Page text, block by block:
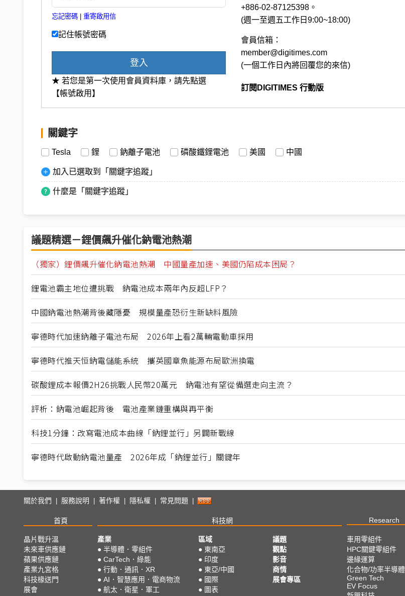
忘記密碼 重寄啟用信
記住帳號密碼
登入
★ 若您是第一次使用會員資料庫，請先點選
【帳號啟用】
+886-02-87125398。
(週一至週五工作日9:00~18:00)
會員信箱：
member@digitimes.com
(一個工作日內將回覆您的來信)
訂閱DIGITIMES 行動版
關鍵字
Tesla 鋰 鈉離子電池 磷酸鐵鋰電池 美國 中國
加入已選取到「關鍵字追蹤」
什麼是「關鍵字追蹤」
議題精選－鋰價飆升催化鈉電池熱潮
（獨家）鋰價飆升催化鈉電池熱潮 中國量產加速、美國仍陷成本困局？
鋰電池霸主地位遭挑戰 鈉電池成本兩年內反超LFP？
中國鈉電池熱潮背後藏隱憂 規模量產恐衍生新缺料風險
寧德時代加速鈉離子電池布局 2026年上看2萬輛電動車採用
寧德時代推天恒鈉電儲能系統 攜英國章魚能源布局歐洲換電
碳酸鋰成本報價2H26挑戰人民幣20萬元 鈉電池有望從備選走向主流？
評析：鈉電池崛起背後 電池產業鏈重構與再平衡
科技1分鐘：改寫電池成本曲線「鈉鋰並行」另闢新戰線
寧德時代啟動鈉電池量產 2026年成「鈉鋰並行」關鍵年
關於我們 服務說明 著作權 隱私權 常見問題
首頁 科技網 Research
晶片戰升溫
未來車供應鏈
蘋果供應鏈
產業九宮格
科技椽送門
展會
產業
● 半導體．零組件
● CarTech．綠能
● 行動．通訊．XR
● AI．智慧應用．電商物流
● 航太．衛星．軍工
區域
● 東南亞
● 印度
● 東亞/中國
● 國際
● 圖表
議題
觀點
影音
商情
展會專區
車用零組件
HPC關鍵零組件
邊緣運算
化合物/功率半導體
Green Tech
EV Focus